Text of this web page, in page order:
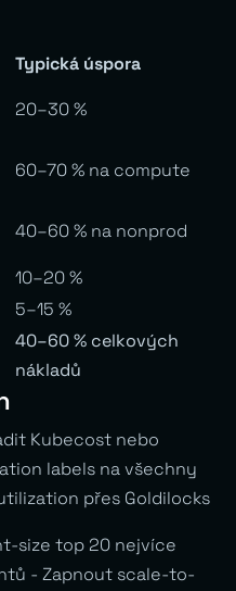
Typická úspora
20–30 %
60–70 % na compute
40–60 % na nonprod
10–20 %
5–15 %
40–60 % celkových
nákladů
Kubecost nebo
labels na všechny
přes Goldilocks
size top 20 nejvíce
- Zapnout scale-to-